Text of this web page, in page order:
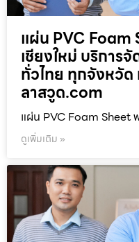
แผ่น PVC Foam
เชียงใหม่ บริการ
ทั่วไทย ทุกจังหวั
ลาสวูด.com
แผ่น PVC Foam Sheet
ดูเพิ่มเติม »